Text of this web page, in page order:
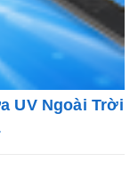
UV Ngoài Trời